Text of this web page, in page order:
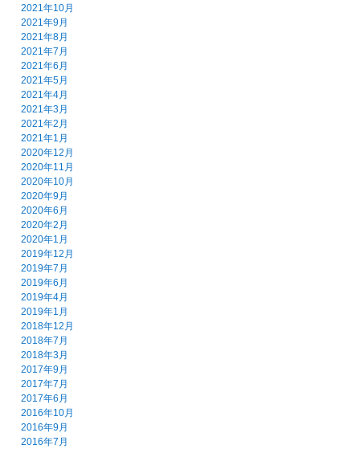
2021年10月
2021年9月
2021年8月
2021年7月
2021年6月
2021年5月
2021年4月
2021年3月
2021年2月
2021年1月
2020年12月
2020年11月
2020年10月
2020年9月
2020年6月
2020年2月
2020年1月
2019年12月
2019年7月
2019年6月
2019年4月
2019年1月
2018年12月
2018年7月
2018年3月
2017年9月
2017年7月
2017年6月
2016年10月
2016年9月
2016年7月